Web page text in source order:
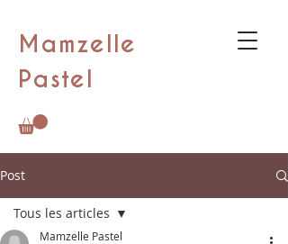
Mamzelle
Pastel
Post
Tous les articles
Mamzelle Pastel